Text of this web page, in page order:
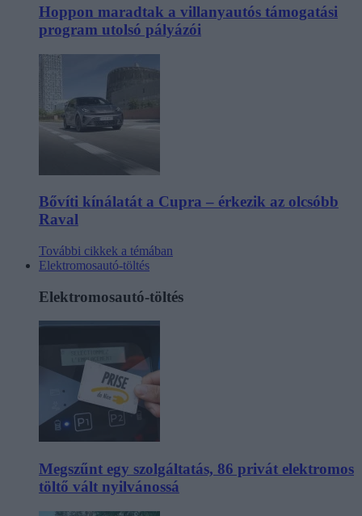
Hoppon maradtak a villanyautós támogatási
program utolsó pályázói
Bővíti kínálatát a Cupra – érkezik az olcsóbb
Raval
További cikkek a témában
Elektromosautó-töltés
Elektromosautó-töltés
Megszűnt egy szolgáltatás, 86 privát elektromos
töltő vált nyilvánossá